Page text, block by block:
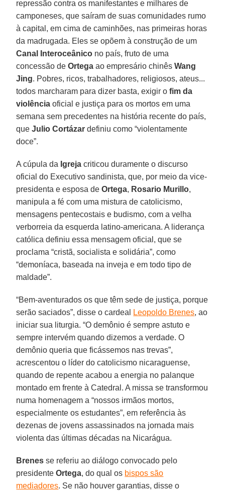
repressão contra os manifestantes e milhares de
camponeses, que saíram de suas comunidades rumo
à capital, em cima de caminhões, nas primeiras horas
da madrugada. Eles se opõem à construção de um
Canal Interoceânico no país, fruto de uma
concessão deOrtega ao empresário chinêsWang
Jing. Pobres, ricos, trabalhadores, religiosos, ateus...
todos marcharam para dizer basta, exigir ofim da
violência oficial e justiça para os mortos em uma
semana sem precedentes na história recente do país,
queJulio Cortázar definiu como “violentamente
doce”.
A cúpula da Igreja criticou duramente o discurso
oficial do Executivo sandinista, que, por meio da vice-
presidenta e esposa deOrtega, Rosario Murillo,
manipula a fé com uma mistura de catolicismo,
mensagens pentecostais e budismo, com a velha
verborreia da esquerda latino-americana. A liderança
católica definiu essa mensagem oficial, que se
proclama “cristã, socialista e solidária”, como
“demoníaca, baseada na inveja e em todo tipo de
maldade”.
“Bem-aventurados os que têm sede de justiça, porque
serão saciados”, disse o cardeal
Leopoldo Brenes, ao
iniciar sua liturgia. “O demônio é sempre astuto e
sempre intervém quando dizemos a verdade. O
demônio queria que ficássemos nas trevas”,
acrescentou o líder do catolicismo nicaraguense,
quando de repente acabou a energia no palanque
montado em frente à Catedral. A missa se transformou
numa homenagem a “nossos irmãos mortos,
especialmente os estudantes”, em referência às
dezenas de jovens assassinados na jornada mais
violenta das últimas décadas na Nicarágua.
Brenes se referiu ao diálogo convocado pelo
presidenteOrtega, do qual os bispos são
mediadores. Se não houver garantias, disse o